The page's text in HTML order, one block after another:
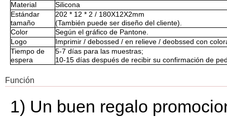
Material
Silicona
Estándar
tamaño
202 * 12 * 2 / 180X12X2mm
(También puede ser diseño del cliente).
Color
Según el gráfico de Pantone.
Logo
Imprimir / debossed / en relieve / deobssed con
Tiempo de
espera
5-7 días para las muestras;
10-15 días después de recibir su confirmación de
Función
1) Un buen regalo